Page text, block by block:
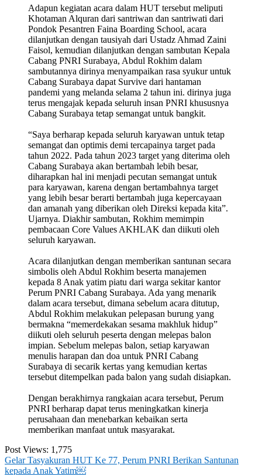
Adapun kegiatan acara dalam HUT tersebut meliputi
Khotaman Alquran dari santriwan dan santriwati dari
Pondok Pesantren Faina Boarding School, acara
dilanjutkan dengan tausiyah dari Ustadz Ahmad Zaini
Faisol, kemudian dilanjutkan dengan sambutan Kepala
Cabang PNRI Surabaya, Abdul Rokhim dalam
sambutannya dirinya menyampaikan rasa syukur untuk
Cabang Surabaya dapat Survive dari hantaman
pandemi yang melanda selama 2 tahun ini. dirinya juga
terus mengajak kepada seluruh insan PNRI khususnya
Cabang Surabaya tetap semangat untuk bangkit.
“Saya berharap kepada seluruh karyawan untuk tetap
semangat dan optimis demi tercapainya target pada
tahun 2022. Pada tahun 2023 target yang diterima oleh
Cabang Surabaya akan bertambah lebih besar,
diharapkan hal ini menjadi pecutan semangat untuk
para karyawan, karena dengan bertambahnya target
yang lebih besar berarti bertambah juga kepercayaan
dan amanah yang diberikan oleh Direksi kepada kita”.
Ujarnya. Diakhir sambutan, Rokhim memimpin
pembacaan Core Values AKHLAK dan diikuti oleh
seluruh karyawan.
Acara dilanjutkan dengan memberikan santunan secara
simbolis oleh Abdul Rokhim beserta manajemen
kepada 8 Anak yatim piatu dari warga sekitar kantor
Perum PNRI Cabang Surabaya. Ada yang menarik
dalam acara tersebut, dimana sebelum acara ditutup,
Abdul Rokhim melakukan pelepasan burung yang
bermakna “memerdekakan sesama makhluk hidup”
diikuti oleh seluruh peserta dengan melepas balon
impian. Sebelum melepas balon, setiap karyawan
menulis harapan dan doa untuk PNRI Cabang
Surabaya di secarik kertas yang kemudian kertas
tersebut ditempelkan pada balon yang sudah disiapkan.
Dengan berakhirnya rangkaian acara tersebut, Perum
PNRI berharap dapat terus meningkatkan kinerja
perusahaan dan menebarkan kebaikan serta
memberikan manfaat untuk masyarakat.
Post Views: 1,775
Post
Gelar Tasyakuran HUT Ke 77, Perum PNRI Berikan Santunan
kepada Anak Yatim￼